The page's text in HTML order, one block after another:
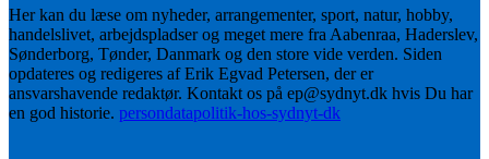
Her kan du læse om nyheder, arrangementer, sport, natur, hobby,
handelslivet, arbejdspladser og meget mere fra Aabenraa, Haderslev,
Sønderborg, Tønder, Danmark og den store vide verden. Siden
opdateres og redigeres af Erik Egvad Petersen, der er
ansvarshavende redaktør. Kontakt os på ep@sydnyt.dk hvis Du har
en god historie. persondatapolitik-hos-sydnyt-dk